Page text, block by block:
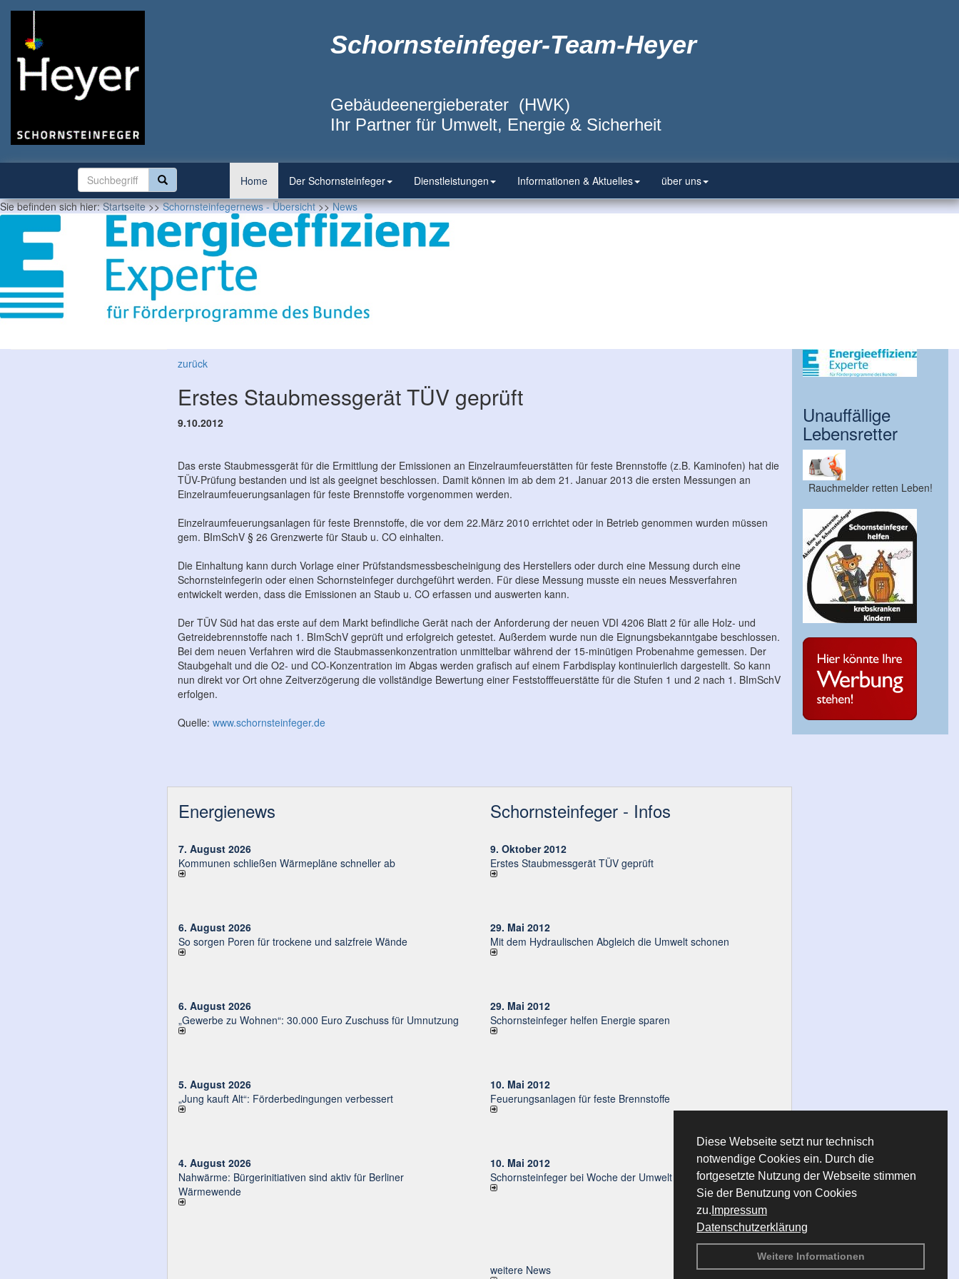
Diese Webseite setzt nur technisch
notwendige Cookies ein. Durch die
fortgesetzte Nutzung der Webseite stimmen
Sie der Benutzung von Cookies
zu. Impressum
Datenschutzerklärung
Weitere Informationen
Schornsteinfeger-Team-Heyer
Gebäudeenergieberater (HWK)
Ihr Partner für Umwelt, Energie & Sicherheit
Home Der Schornsteinfeger Dienstleistungen Informationen & Aktuelles
über uns
Sie befinden sich hier:Startseite>>Schornsteinfegernews - Übersicht>>News
zurück
Erstes Staubmessgerät TÜV geprüft
9.10.2012
Das erste Staubmessgerät für die Ermittlung der Emissionen an Einzelraumfeuerstätten für feste Brennstoffe (z.B. Kaminofen) hat die
TÜV-Prüfung bestanden und ist als geeignet beschlossen. Damit können im ab dem 21. Januar 2013 die ersten Messungen an
Einzelraumfeuerungsanlagen für feste Brennstoffe vorgenommen werden.
Einzelraumfeuerungsanlagen für feste Brennstoffe, die vor dem 22.März 2010 errichtet oder in Betrieb genommen wurden müssen
gem. BImSchV § 26 Grenzwerte für Staub u. CO einhalten.
Die Einhaltung kann durch Vorlage einer Prüfstandsmessbescheinigung des Herstellers oder durch eine Messung durch eine
Schornsteinfegerin oder einen Schornsteinfeger durchgeführt werden. Für diese Messung musste ein neues Messverfahren
entwickelt werden, dass die Emissionen an Staub u. CO erfassen und auswerten kann.
Der TÜV Süd hat das erste auf dem Markt befindliche Gerät nach der Anforderung der neuen VDI 4206 Blatt 2 für alle Holz- und
Getreidebrennstoffe nach 1. BImSchV geprüft und erfolgreich getestet. Außerdem wurde nun die Eignungsbekanntgabe beschlossen.
Bei dem neuen Verfahren wird die Staubmassenkonzentration unmittelbar während der 15-minütigen Probenahme gemessen. Der
Staubgehalt und die O2- und CO-Konzentration im Abgas werden grafisch auf einem Farbdisplay kontinuierlich dargestellt. So kann
nun direkt vor Ort ohne Zeitverzögerung die vollständige Bewertung einer Feststofffeuerstätte für die Stufen 1 und 2 nach 1. BImSchV
erfolgen.
Quelle: www.schornsteinfeger.de
Energienews
7. August 2026
Kommunen schließen Wärmepläne schneller ab
6. August 2026
So sorgen Poren für trockene und salzfreie Wände
6. August 2026
„Gewerbe zu Wohnen“: 30.000 Euro Zu­schuss für Um­nut­zung
5. August 2026
„Jung kauft Alt“: Förder­be­din­gun­gen ver­bessert
4. August 2026
Nahwärme: Bürger­ini­tia­ti­ven sind aktiv für Ber­li­ner
Wärmewende
Schornsteinfeger - Infos
9. Oktober 2012
Erstes Staubmessgerät TÜV geprüft
29. Mai 2012
Mit dem Hydraulischen Abgleich die Umwelt schonen
29. Mai 2012
Schornsteinfeger helfen Energie sparen
10. Mai 2012
Feuerungsanlagen für feste Brennstoffe
10. Mai 2012
Schornsteinfeger bei Woche der Umwelt in Berlin
weitere News
Unauffällige
Lebensretter
Rauchmelder retten Leben!